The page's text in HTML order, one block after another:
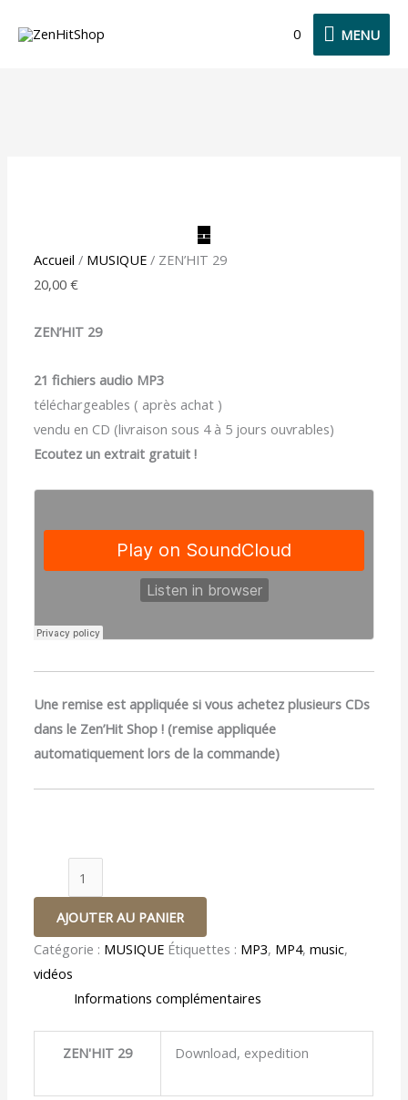
MENU
MENU
0
Accueil / MUSIQUE / ZEN’HIT 29
20,00€
ZEN’HIT 29
21 fichiers audio MP3
téléchargeables ( après achat )
vendu en CD (livraison sous 4 à 5 jours ouvrables)
Ecoutez un extrait gratuit !
Une remise est appliquée si vous achetez plusieurs CDs
dans le Zen’Hit Shop ! (remise appliquée
automatiquement lors de la commande)
AJOUTER AU PANIER
Catégorie : MUSIQUE Étiquettes : MP3, MP4,music,
vidéos
Informations complémentaires
ZEN'HIT 29 Download, expedition